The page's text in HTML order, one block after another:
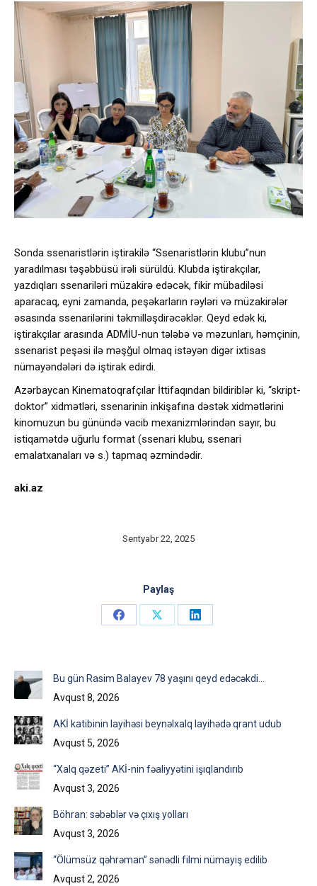
Sonda ssenaristlərin iştirakilə “Ssenaristlərin klubu”nun
yaradılması təşəbbüsü irəli sürüldü. Klubda iştirakçılar,
yazdıqları ssenariləri müzakirə edəcək, fikir mübadiləsi
aparacaq, eyni zamanda, peşəkarların rəyləri və müzakirələr
əsasında ssenarilərini təkmilləşdirəcəklər. Qeyd edək ki,
iştirakçılar arasında ADMİU-nun tələbə və məzunları, həmçinin,
ssenarist peşəsi ilə məşğul olmaq istəyən digər ixtisas
nümayəndələri də iştirak edirdi.
Azərbaycan Kinematoqrafçılar İttifaqından bildiriblər ki, “skript-
doktor” xidmətləri, ssenarinin inkişafına dəstək xidmətlərini
kinomuzun bu günündə vacib mexanizmlərindən sayır, bu
istiqamətdə uğurlu format (ssenari klubu, ssenari
emalatxanaları və s.) tapmaq əzmindədir.
aki.az
Sentyabr 22, 2025
Paylaş
Share
Share
Share
Bu gün Rasim Balayev 78 yaşını qeyd edəcəkdi…
Avqust 8, 2026
AKİ katibinin layihəsi beynəlxalq layihədə qrant udub
Avqust 5, 2026
“Xalq qəzeti” AKİ-nin fəaliyyətini işıqlandırıb
Avqust 3, 2026
Böhran: səbəblər və çıxış yolları
Avqust 3, 2026
“Ölümsüz qəhrəman” sənədli filmi nümayiş edilib
Avqust 2, 2026